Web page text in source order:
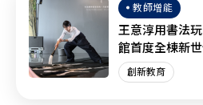
教師增能
王意淳用書法
館首度全棟新
創新教育